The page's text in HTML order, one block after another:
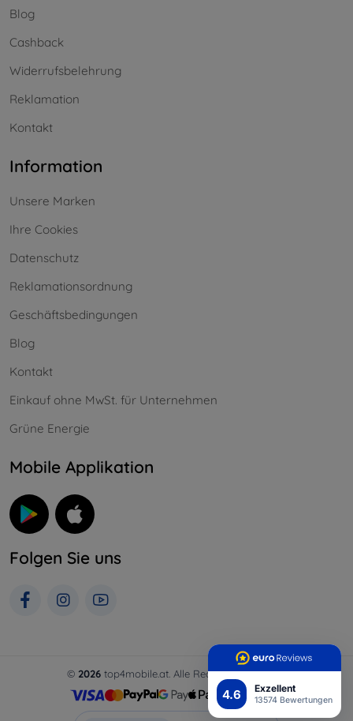
4.6 Exzellent
13574 Bewertungen
Blog
Cashback
Widerrufsbelehrung
Reklamation
Kontakt
Information
Unsere Marken
Ihre Cookies
Datenschutz
Reklamationsordnung
Geschäftsbedingungen
Blog
Kontakt
Einkauf ohne MwSt. für Unternehmen
Grüne Energie
Mobile Applikation
Folgen Sie uns
© 2026top4mobile.at. Alle Rechte vorbehalten.